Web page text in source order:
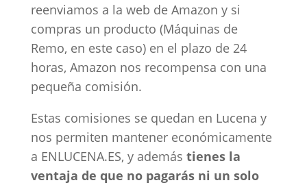
reenviamos a la web de Amazon y si
compras un producto (Máquinas de
Remo, en este caso) en el plazo de 24
horas, Amazon nos recompensa con una
pequeña comisión.
Estas comisiones se quedan en Lucena y
nos permiten mantener económicamente
a ENLUCENA.ES, y además tienes la
ventaja de que no pagarás ni un solo